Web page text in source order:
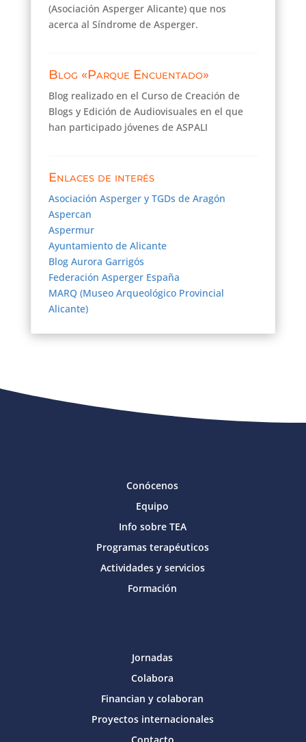
(Asociación Asperger Alicante) que nos
acerca al Síndrome de Asperger.
Blog «Parque Encuentado»
Blog realizado en el Curso de Creación de
Blogs y Edición de Audiovisuales en el que
han participado jóvenes de ASPALI
Enlaces de interés
Asociación Asperger y TGDs de Aragón
Aspercan
Aspermur
Ayuntamiento de Alicante
Blog Aurora Garrigós
Federación Asperger España
MARQ (Museo Arqueológico Provincial
Alicante)
Conócenos
Equipo
Info sobre TEA
Programas terapéuticos
Actividades y servicios
Formación
Jornadas
Colabora
Financian y colaboran
Proyectos internacionales